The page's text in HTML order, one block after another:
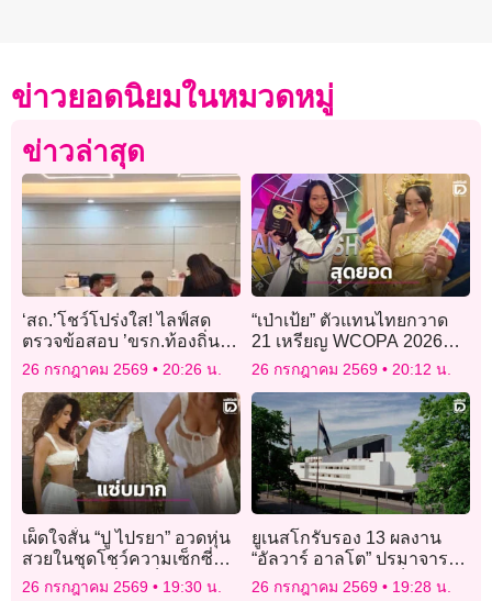
ข่าวยอดนิยมในหมวดหมู่
ข่าวล่าสุด
‘สถ.’โชว์โปร่งใส! ไลฟ์สด
ตรวจข้อสอบ ’ขรก.ท้องถิ่น
สายงานผู้บริหาร อปท.‘ สร้าง
ความมั่นใจ ปชช.-ผู้เข้าสอบ
26 กรกฎาคม 2569 20:26 น.
“เป่าเป้ย” ตัวแทนไทยกวาด
21 เหรียญ WCOPA 2026
ร่วมวง 24K คว้าชัยบนเวที
โลกที่สหรัฐฯ
26 กรกฎาคม 2569 20:12 น.
เผ็ดใจสั่น “ปู ไปรยา” อวดหุ่น
สวยในชุดโชว์ความเซ็กซี่
ตากผ้าแบบที่ใครก็ต้องหยุด
26 กรกฎาคม 2569 19:30 น.
ยูเนสโกรับรอง 13 ผลงาน
“อัลวาร์ อาลโต” ปรมาจารย์
สถาปนิกฟินแลนด์ เป็นมรดก
26 กรกฎาคม 2569 19:28 น.